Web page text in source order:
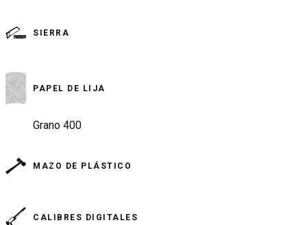
SIERRA
PAPEL DE LIJA
Grano 400
MAZO DE PLÁSTICO
CALIBRES DIGITALES